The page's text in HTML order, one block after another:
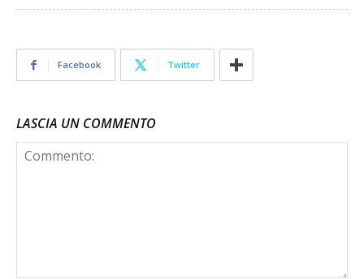
Facebook Twitter
LASCIA UN COMMENTO